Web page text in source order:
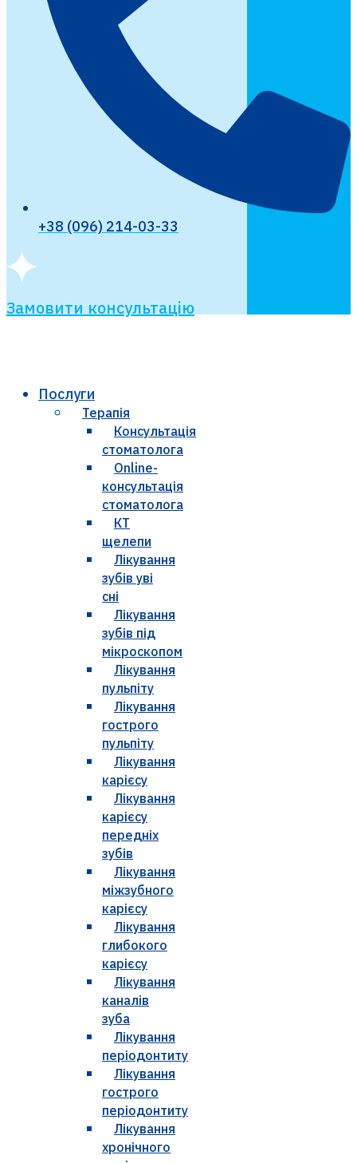
+38 (096) 214-03-33
Замовити консультацію
Послуги
Терапія
Консультація
стоматолога
Online-
консультація
стоматолога
КТ
щелепи
Лікування
зубів уві
сні
Лікування
зубів під
мікроскопом
Лікування
пульпіту
Лікування
гострого
пульпіту
Лікування
карієсу
Лікування
карієсу
передніх
зубів
Лікування
міжзубного
карієсу
Лікування
глибокого
карієсу
Лікування
каналів
зуба
Лікування
періодонтиту
Лікування
гострого
періодонтиту
Лікування
хронічного